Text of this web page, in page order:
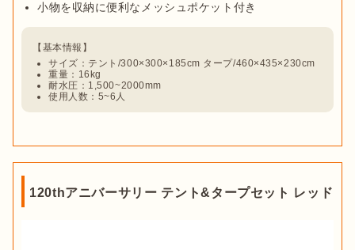
小物を収納に便利なメッシュポケット付き
サイズ：テント/300×300×185cm タープ/460×435×230cm
重量：16kg
耐水圧：1,500~2000mm
使用人数：5~6人
120thアニバーサリー テント&タープセット レッド